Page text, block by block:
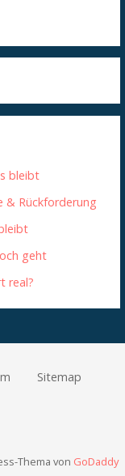
bleibt
& Rückforderung
geht
real?
Sitemap
Thema von GoDaddy